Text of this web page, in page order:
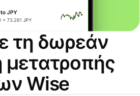
τη δωρεάν
Wise